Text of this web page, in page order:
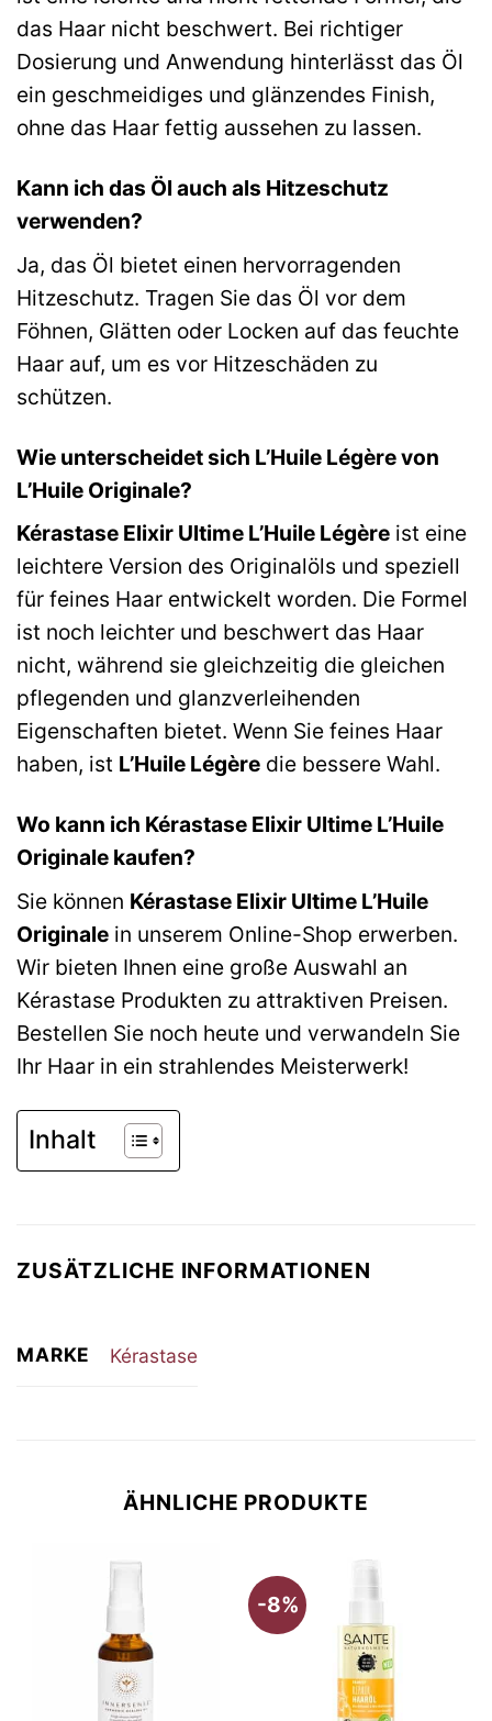
das Haar nicht beschwert. Bei richtiger
Dosierung und Anwendung hinterlässt das Öl
ein geschmeidiges und glänzendes Finish,
ohne das Haar fettig aussehen zu lassen.
Kann ich das Öl auch als Hitzeschutz
verwenden?
Ja, das Öl bietet einen hervorragenden
Hitzeschutz. Tragen Sie das Öl vor dem
Föhnen, Glätten oder Locken auf das feuchte
Haar auf, um es vor Hitzeschäden zu
schützen.
Wie unterscheidet sich L’Huile Légère von
L’Huile Originale?
Kérastase Elixir Ultime L’Huile Légère ist eine
leichtere Version des Originalöls und speziell
für feines Haar entwickelt worden. Die Formel
ist noch leichter und beschwert das Haar
nicht, während sie gleichzeitig die gleichen
pflegenden und glanzverleihenden
Eigenschaften bietet. Wenn Sie feines Haar
haben, ist L’Huile Légère die bessere Wahl.
Wo kann ich Kérastase Elixir Ultime L’Huile
Originale kaufen?
Sie können Kérastase Elixir Ultime L’Huile
Originale in unserem Online-Shop erwerben.
Wir bieten Ihnen eine große Auswahl an
Kérastase Produkten zu attraktiven Preisen.
Bestellen Sie noch heute und verwandeln Sie
Ihr Haar in ein strahlendes Meisterwerk!
Inhalt
ZUSÄTZLICHE INFORMATIONEN
MARKE Kérastase
ÄHNLICHE PRODUKTE
-8%